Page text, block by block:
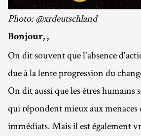
Photo: @xrdeutschland
Bonjour, ,
On dit souvent que l'absence
due à la lente progression du
On dit aussi que les êtres humains
qui répondent mieux aux menaces
immédiats. Mais il est également